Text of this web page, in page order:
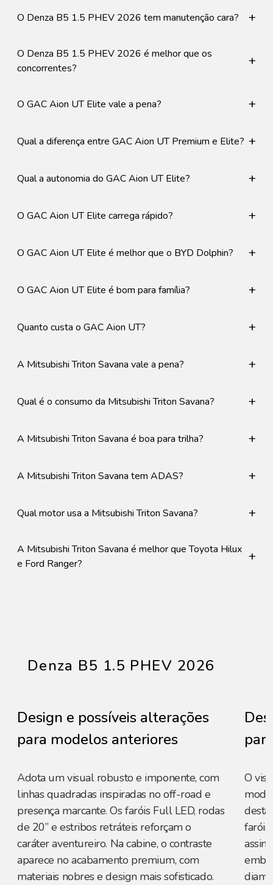
O Denza B5 1.5 PHEV 2026 tem manutenção cara? +
O Denza B5 1.5 PHEV 2026 é melhor que os
concorrentes?
+
O GAC Aion UT Elite vale a pena? +
Qual a diferença entre GAC Aion UT Premium e Elite? +
Qual a autonomia do GAC Aion UT Elite? +
O GAC Aion UT Elite carrega rápido? +
O GAC Aion UT Elite é melhor que o BYD Dolphin? +
O GAC Aion UT Elite é bom para família? +
Quanto custa o GAC Aion UT? +
A Mitsubishi Triton Savana vale a pena? +
Qual é o consumo da Mitsubishi Triton Savana? +
A Mitsubishi Triton Savana é boa para trilha? +
A Mitsubishi Triton Savana tem ADAS? +
Qual motor usa a Mitsubishi Triton Savana? +
A Mitsubishi Triton Savana é melhor que Toyota Hilux
e Ford Ranger?
+
Denza B5 1.5 PHEV 2026
Design e possíveis alterações
para modelos anteriores
Adota um visual robusto e imponente, com
linhas quadradas inspiradas no off-road e
presença marcante. Os faróis Full LED, rodas
de 20” e estribos retráteis reforçam o
caráter aventureiro. Na cabine, o contraste
aparece no acabamento premium, com
materiais nobres e design mais sofisticado.
O
faróis